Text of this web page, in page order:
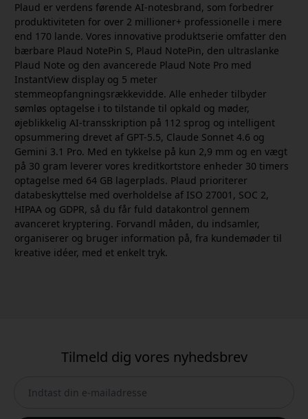
Plaud er verdens førende AI-notesbrand, som forbedrer
produktiviteten for over 2 millioner+ professionelle i mere
end 170 lande. Vores innovative produktserie omfatter den
bærbare Plaud NotePin S, Plaud NotePin, den ultraslanke
Plaud Note og den avancerede Plaud Note Pro med
InstantView display og 5 meter
stemmeopfangningsrækkevidde. Alle enheder tilbyder
sømløs optagelse i to tilstande til opkald og møder,
øjeblikkelig AI-transskription på 112 sprog og intelligent
opsummering drevet af GPT-5.5, Claude Sonnet 4.6 og
Gemini 3.1 Pro. Med en tykkelse på kun 2,9 mm og en vægt
på 30 gram leverer vores kreditkortstore enheder 30 timers
optagelse med 64 GB lagerplads. Plaud prioriterer
databeskyttelse med overholdelse af ISO 27001, SOC 2,
HIPAA og GDPR, så du får fuld datakontrol gennem
avanceret kryptering. Forvandl måden, du indsamler,
organiserer og bruger information på, fra kundemøder til
kreative idéer, med et enkelt tryk.
Tilmeld dig vores nyhedsbrev